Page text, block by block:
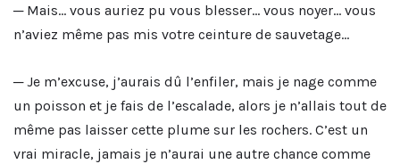
─ Mais… vous auriez pu vous blesser… vous noyer… vous
n’aviez même pas mis votre ceinture de sauvetage…
─ Je m’excuse, j’aurais dû l’enfiler, mais je nage comme
un poisson et je fais de l’escalade, alors je n’allais tout de
même pas laisser cette plume sur les rochers. C’est un
vrai miracle, jamais je n’aurai une autre chance comme